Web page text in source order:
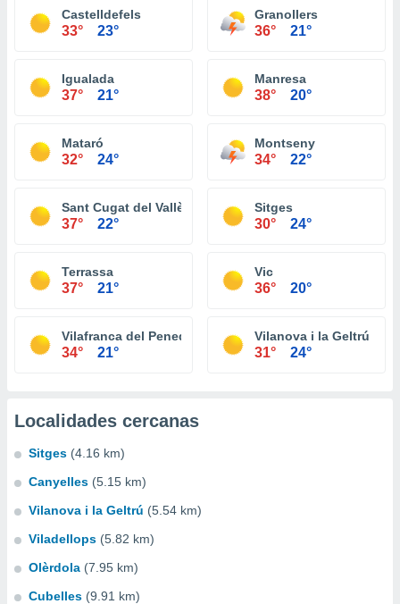
Castelldefels
33° 23°
Granollers
36° 21°
Igualada
37° 21°
Manresa
38° 20°
Mataró
32° 24°
Montseny
34° 22°
Sant Cugat del Vallès
37° 22°
Sitges
30° 24°
Terrassa
37° 21°
Vic
36° 20°
Vilafranca del Penedès
34° 21°
Vilanova i la Geltrú
31° 24°
Localidades cercanas
Sitges (4.16 km)
Canyelles (5.15 km)
Vilanova i la Geltrú (5.54 km)
Viladellops (5.82 km)
Olèrdola (7.95 km)
Cubelles (9.91 km)